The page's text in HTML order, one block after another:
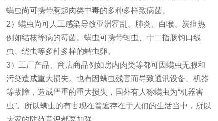
螨虫尚可携带惹起肉类中毒的多种多样致病菌。
2）螨虫尚可人工感染导致亚洲霍乱、肺炎、白喉、炭疽热
例如结核等病的霉菌。螨虫可携带蛔虫、十二指肠钩口线
虫、绕虫等多种多样的蠕虫卵。
3）工厂产品、商店商品例如房内肉类等都可因螨虫无腺和
污染造成重大损失。也有因螨虫残害而导致通讯设备、机器
等故障，造成严重的重大损失，国外有人称螨虫为“机器害
虫”。所以螨虫的有害现在普遍存在于人们的生活当中，所以